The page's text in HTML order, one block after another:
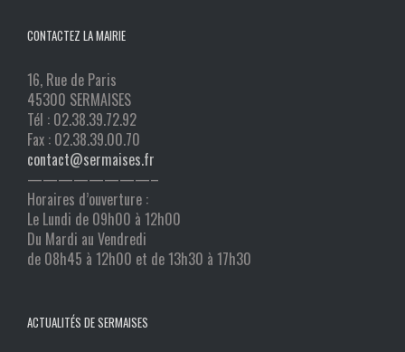
CONTACTEZ LA MAIRIE
16, Rue de Paris
45300 SERMAISES
Tél : 02.38.39.72.92
Fax : 02.38.39.00.70
contact@sermaises.fr
————————–
Horaires d’ouverture :
Le Lundi de 09h00 à 12h00
Du Mardi au Vendredi
de 08h45 à 12h00 et de 13h30 à 17h30
ACTUALITÉS DE SERMAISES